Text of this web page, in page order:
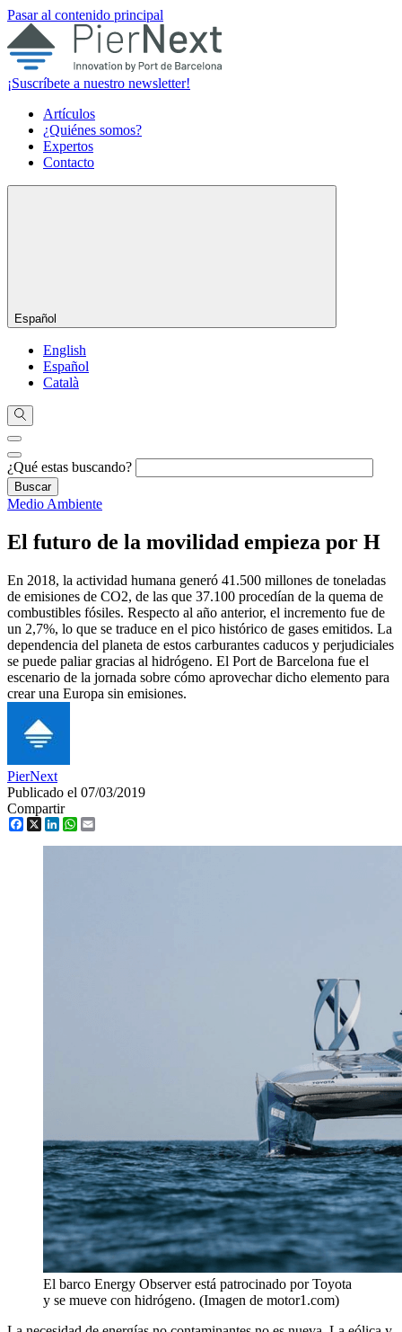
Pasar al contenido principal
¡Suscríbete a nuestro newsletter!
Artículos
¿Quiénes somos?
Expertos
Contacto
Español
English
Español
Català
¿Qué estas buscando?
Medio Ambiente
El futuro de la movilidad empieza por H
En 2018, la actividad humana generó 41.500 millones de toneladas
de emisiones de CO2, de las que 37.100 procedían de la quema de
combustibles fósiles. Respecto al año anterior, el incremento fue de
un 2,7%, lo que se traduce en el pico histórico de gases emitidos. La
dependencia del planeta de estos carburantes caducos y perjudiciales
se puede paliar gracias al hidrógeno. El Port de Barcelona fue el
escenario de la jornada sobre cómo aprovechar dicho elemento para
crear una Europa sin emisiones.
PierNext
Publicado el 07/03/2019
Compartir
Facebook
X LinkedInWhatsApp
El barco Energy Observer está patrocinado por Toyota
y se mueve con hidrógeno. (Imagen de motor1.com)